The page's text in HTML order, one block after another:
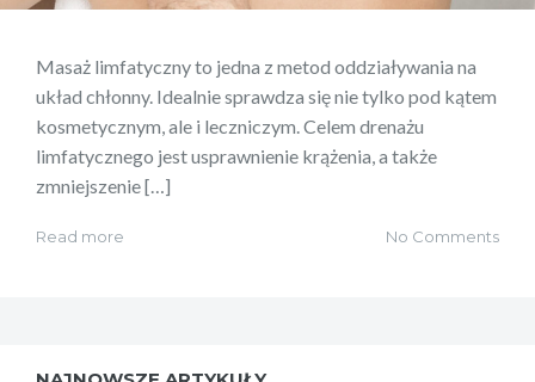
Masaż limfatyczny to jedna z metod oddziaływania na
układ chłonny. Idealnie sprawdza się nie tylko pod kątem
kosmetycznym, ale i leczniczym. Celem drenażu
limfatycznego jest usprawnienie krążenia, a także
zmniejszenie […]
Read more No Comments